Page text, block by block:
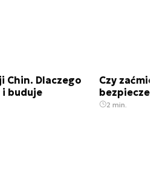
Chin. Dlaczego
i buduje
Czy
2 min.